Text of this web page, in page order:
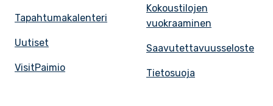
Tapahtumakalenteri
Uutiset
VisitPaimio
Kokoustilojen
vuokraaminen
Saavutettavuusseloste
Tietosuoja